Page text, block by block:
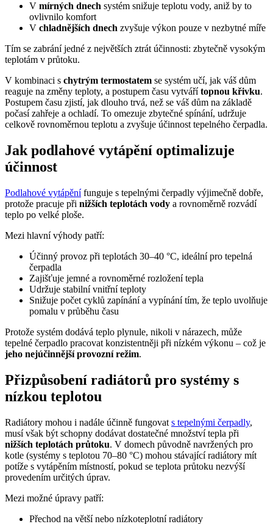
V mírných dnech systém snižuje teplotu vody, aniž by to
ovlivnilo komfort
V chladnějších dnech zvyšuje výkon pouze v nezbytné míře
Tím se zabrání jedné z největších ztrát účinnosti: zbytečně vysokým
teplotám v průtoku.
V kombinaci s chytrým termostatem se systém učí, jak váš dům
reaguje na změny teploty, a postupem času vytvářítopnou křivku.
Postupem času zjistí, jak dlouho trvá, než se váš dům na základě
počasí zahřeje a ochladí. To omezuje zbytečné spínání, udržuje
celkově rovnoměrnou teplotu a zvyšuje účinnost tepelného čerpadla.
Jak podlahové vytápění optimalizuje
účinnost
Podlahové vytápěnífunguje s tepelnými čerpadly výjimečně dobře,
protože pracuje při nižších teplotách vody a rovnoměrně rozvádí
teplo po velké ploše.
Mezi hlavní výhody patří:
Účinný provoz při teplotách 30–40 °C, ideální pro tepelná
čerpadla
Zajišťuje jemné a rovnoměrné rozložení tepla
Udržuje stabilní vnitřní teploty
Snižuje počet cyklů zapínání a vypínání tím, že teplo uvolňuje
pomalu v průběhu času
Protože systém dodává teplo plynule, nikoli v nárazech, může
tepelné čerpadlo pracovat konzistentněji při nízkém výkonu – což je
jeho nejúčinnější provozní režim.
Přizpůsobení radiátorů pro systémy s
nízkou teplotou
Radiátory mohou i nadále účinně fungovat s tepelnými čerpadly,
musí však být schopny dodávat dostatečné množství tepla při
nižších teplotách průtoku. V domech původně navržených pro
kotle (systémy s teplotou 70–80 °C) mohou stávající radiátory mít
potíže s vytápěním místností, pokud se teplota průtoku nezvýší
provedením určitých úprav.
Mezi možné úpravy patří:
Přechod na větší nebo nízkoteplotní radiátory